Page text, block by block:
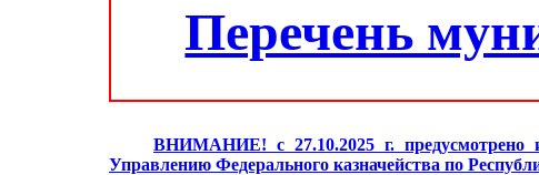
Перечень
ВНИМАНИЕ! с 27.10.2025 г. предусмотрено
Управлению Федерального казначейства по